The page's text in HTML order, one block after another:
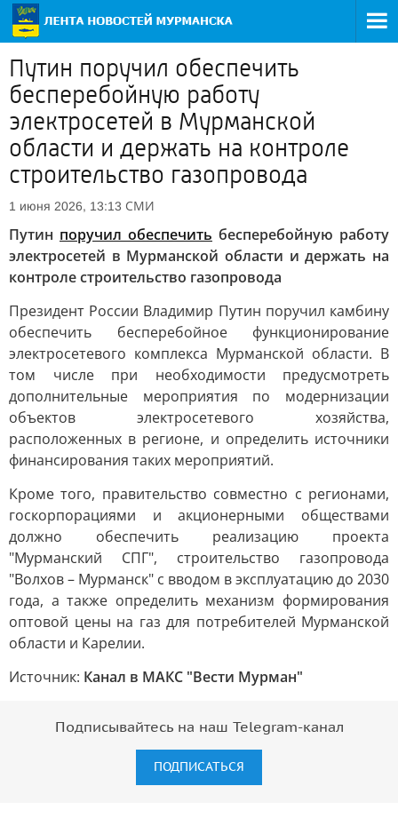
Путин поручил обеспечить
бесперебойную работу
электросетей в Мурманской
области и держать на контроле
строительство газопровода
1 июня 2026, 13:13 СМИ
Путин поручил обеспечить бесперебойную работу
электросетей в Мурманской области и держать на
контроле строительство газопровода
Президент России Владимир Путин поручил камбину
обеспечить бесперебойное функционирование
электросетевого комплекса Мурманской области. В
том числе при необходимости предусмотреть
дополнительные мероприятия по модернизации
объектов электросетевого хозяйства,
расположенных в регионе, и определить источники
финансирования таких мероприятий.
Кроме того, правительство совместно с регионами,
госкорпорациями и акционерными обществами
должно обеспечить реализацию проекта
"Мурманский СПГ", строительство газопровода
"Волхов – Мурманск" с вводом в эксплуатацию до 2030
года, а также определить механизм формирования
оптовой цены на газ для потребителей Мурманской
области и Карелии.
Источник: Канал в МАКС "Вести Мурман"
Подписывайтесь на наш Telegram-канал
ПОДПИСАТЬСЯ